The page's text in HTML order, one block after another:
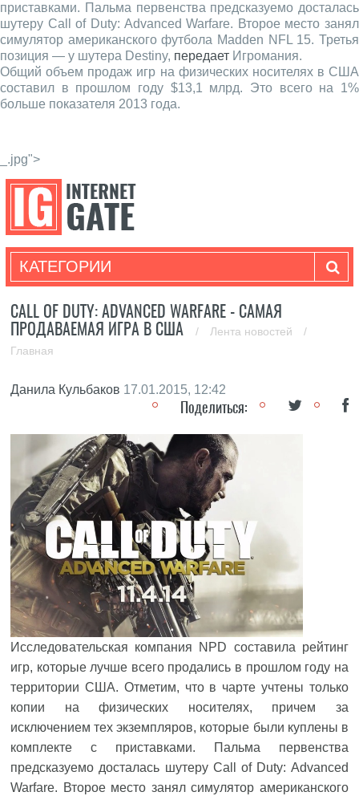
приставками. Пальма первенства предсказуемо досталась
шутеру Call of Duty: Advanced Warfare. Второе место занял
симулятор американского футбола Madden NFL 15. Третья
позиция — у шутера Destiny, передает Игромания.
Общий объем продаж игр на физических носителях в США
составил в прошлом году $13,1 млрд. Это всего на 1%
больше показателя 2013 года.
_.jpg">
КАТЕГОРИИ
CALL OF DUTY: ADVANCED WARFARE - САМАЯ
ПРОДАВАЕМАЯ ИГРА В США
/ Лента новостей
/
Главная
Данила Кульбаков 17.01.2015, 12:42
Поделиться:
Исследовательская компания NPD составила рейтинг
игр, которые лучше всего продались в прошлом году на
территории США. Отметим, что в чарте учтены только
копии на физических носителях, причем за
исключением тех экземпляров, которые были куплены в
комплекте с приставками. Пальма первенства
предсказуемо досталась шутеру Call of Duty: Advanced
Warfare. Второе место занял симулятор американского